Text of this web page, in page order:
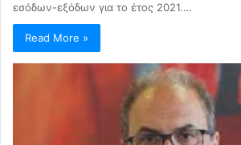
εσόδων-εξόδων για το έτος 2021.…
Read More »